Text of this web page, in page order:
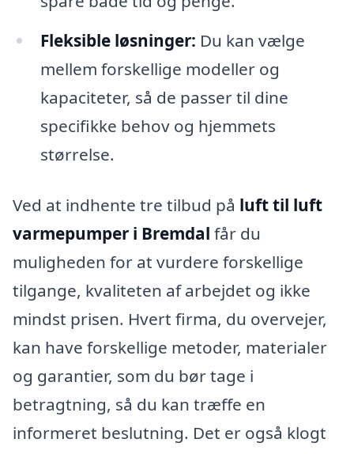
Fleksible løsninger: Du kan vælge
mellem forskellige modeller og
kapaciteter, så de passer til dine
specifikke behov og hjemmets
størrelse.
Ved at indhente tre tilbud på luft til luft
varmepumper i Bremdal får du
muligheden for at vurdere forskellige
tilgange, kvaliteten af arbejdet og ikke
mindst prisen. Hvert firma, du overvejer,
kan have forskellige metoder, materialer
og garantier, som du bør tage i
betragtning, så du kan træffe en
informeret beslutning. Det er også klogt